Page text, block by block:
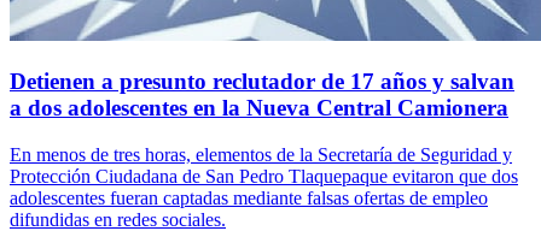
Detienen a presunto reclutador de 17 años y salvan
a dos adolescentes en la Nueva Central Camionera
En menos de tres horas, elementos de la Secretaría de Seguridad y
Protección Ciudadana de San Pedro Tlaquepaque evitaron que dos
adolescentes fueran captadas mediante falsas ofertas de empleo
difundidas en redes sociales.